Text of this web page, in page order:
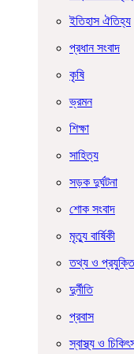
ইতিহাস ঐতিহ্য
প্রধান সংবাদ
কৃষি
ভ্রমন
শিক্ষা
সাহিত্য
সড়ক দুর্ঘটনা
শোক সংবাদ
মৃত্যু বার্ষিকী
তথ্য ও প্রযুক্তি
দুর্নীতি
প্রবাস
স্বাস্থ্য ও